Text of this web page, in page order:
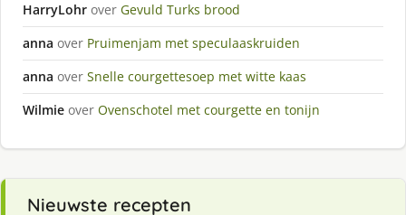
HarryLohr over Gevuld Turks brood
anna over Pruimenjam met speculaaskruiden
anna over Snelle courgettesoep met witte kaas
Wilmie over Ovenschotel met courgette en tonijn
Nieuwste recepten